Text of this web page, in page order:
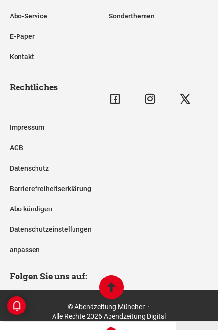
Abo-Service
E-Paper
Kontakt
Sonderthemen
Rechtliches
Impressum
AGB
Datenschutz
Barrierefreiheitserklärung
Abo kündigen
Datenschutzeinstellungen
anpassen
Folgen Sie uns auf:
© Abendzeitung München ·
Alle Rechte 2026 Abendzeitung Digital